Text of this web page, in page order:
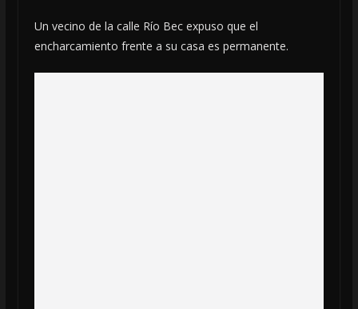
Un vecino de la calle Río Bec expuso que el
encharcamiento frente a su casa es permanente.